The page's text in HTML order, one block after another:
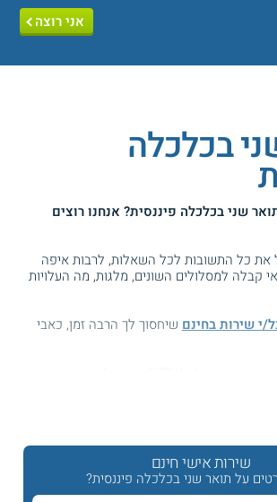
אני רוצה
בכלכלה
שני בכלכלה פיננסית? אנחנו רוצים
את כל התשובות לכל השאלות, לרבות איפה
קבלה למסלולים השונים, מלגות, מה העלויות
י שירות בחינם שיחסוך לך הרבה זמן, כאבי
לך? דרג אותנו:
שירות אישי חינם
על תואר שני בכלכלה פיננסית?